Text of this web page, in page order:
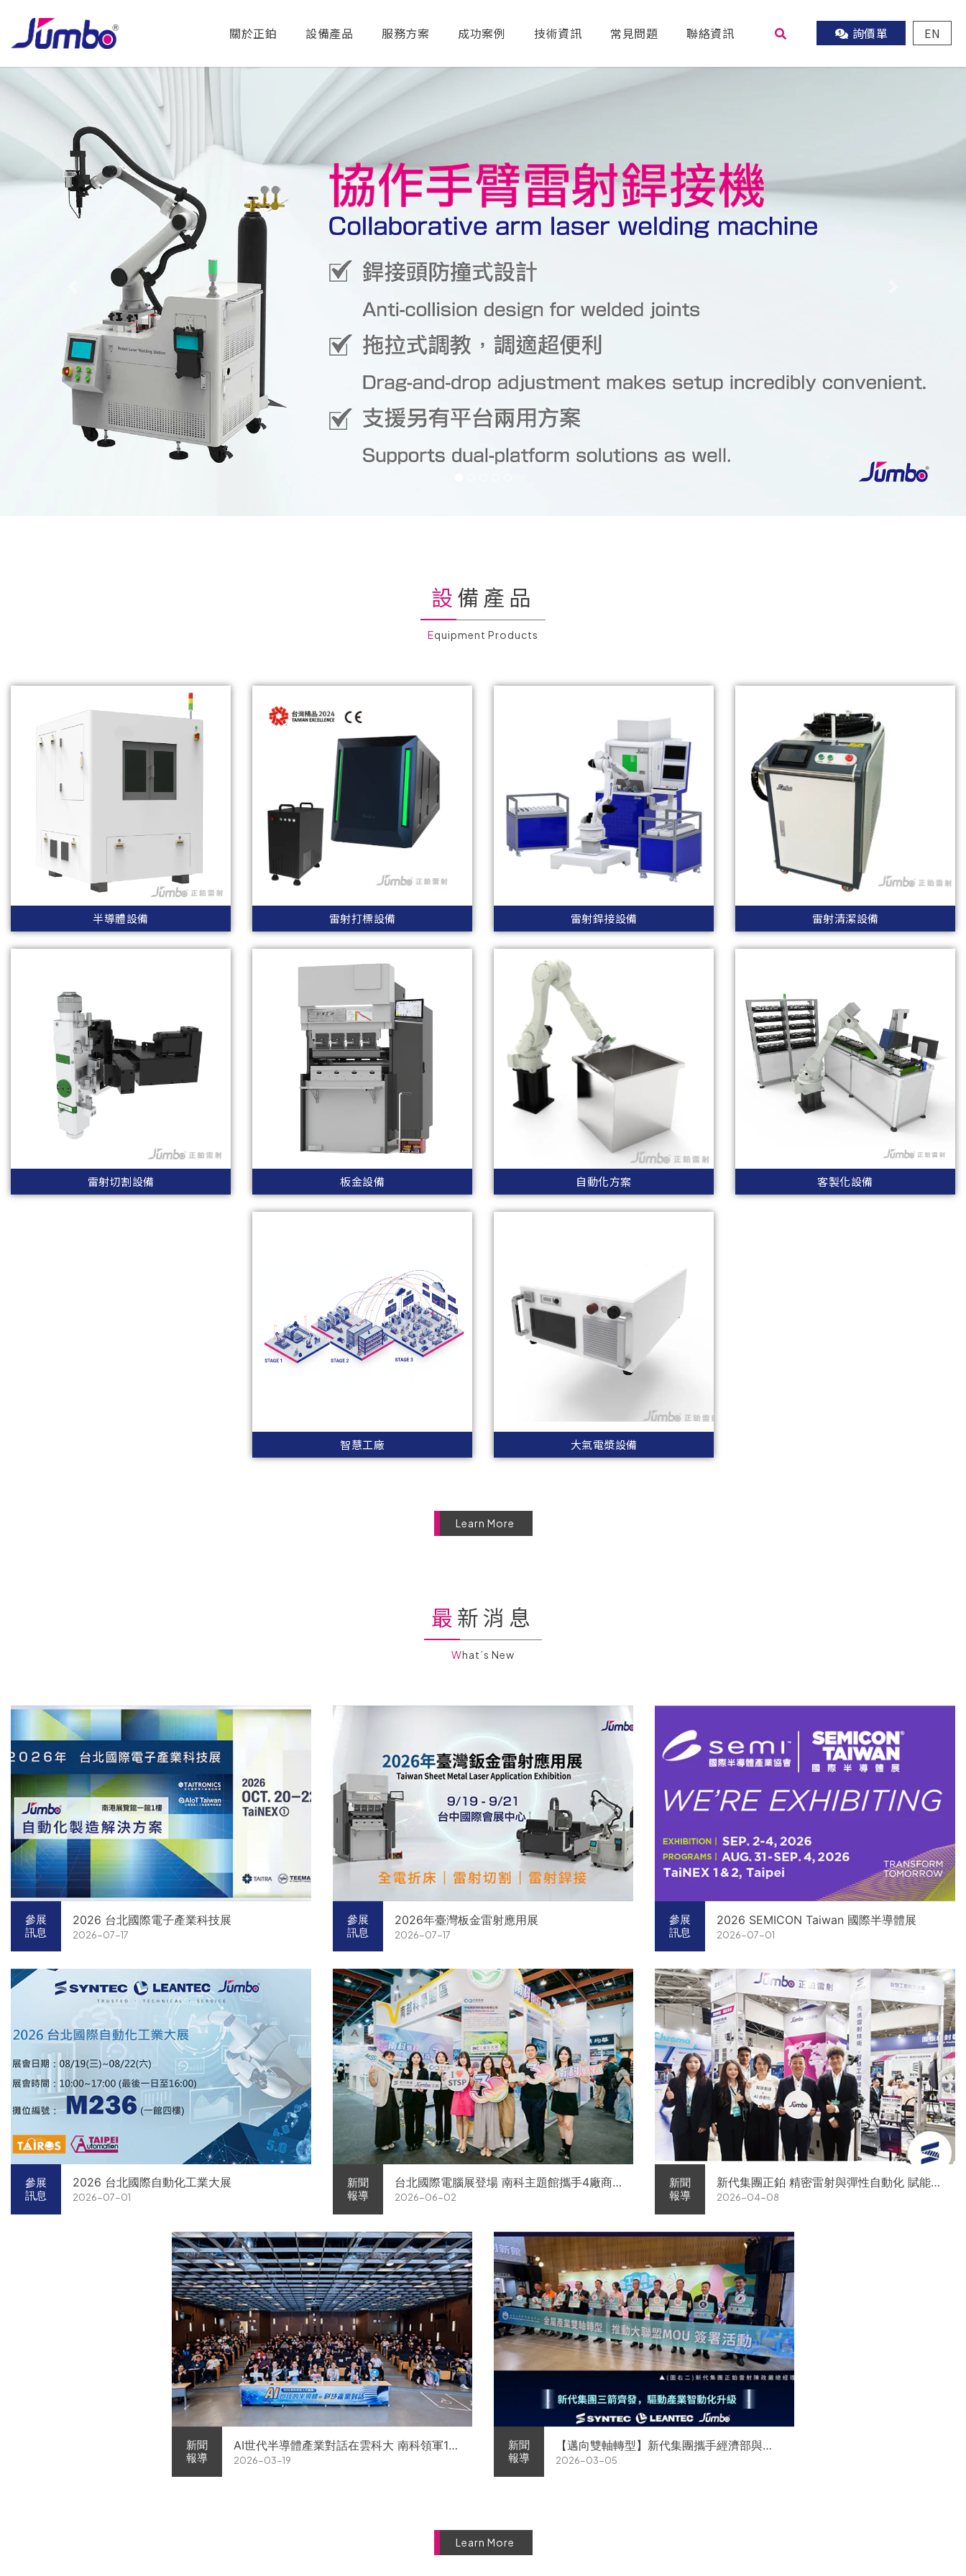
關於正鉑 設備產品 服務方案 成功案例 技術資訊 常見問題 聯絡資訊 詢價單 EN
設備產品
Equipment Products
半導體設備 雷射打標設備 雷射銲接設備 雷射清潔設備
雷射切割設備 板金設備 自動化方案 客製化設備
智慧工廠 大氣電漿設備
Learn More
最新消息
What’s New
參展
訊息
2026 台北國際電子產業科技展
2026-07-17
參展
訊息
2026年臺灣板金雷射應用展
2026-07-17
參展
訊息
2026 SEMICON Taiwan 國際半導體展
2026-07-01
參展
訊息
2026 台北國際自動化工業大展
2026-07-01
新聞
報導
台北國際電腦展登場 南科主題館攜手4廠商
展現AI供應鏈實力
2026-06-02
新聞
報導
新代集團正鉑 精密雷射與彈性自動化 賦能智
慧智造解方電子展亮相
2026-04-08
新聞
報導
AI世代半導體產業對話在雲科大 南科領軍11
家企業前進校園徵才
2026-03-19
新聞
報導
【邁向雙軸轉型】新代集團攜手經濟部與金
屬中心簽署MOU 領航 AI機器人智慧智造
2026-03-05
Learn More